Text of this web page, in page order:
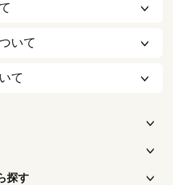
いて
て
探す